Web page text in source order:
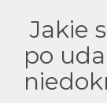
Jakie
po